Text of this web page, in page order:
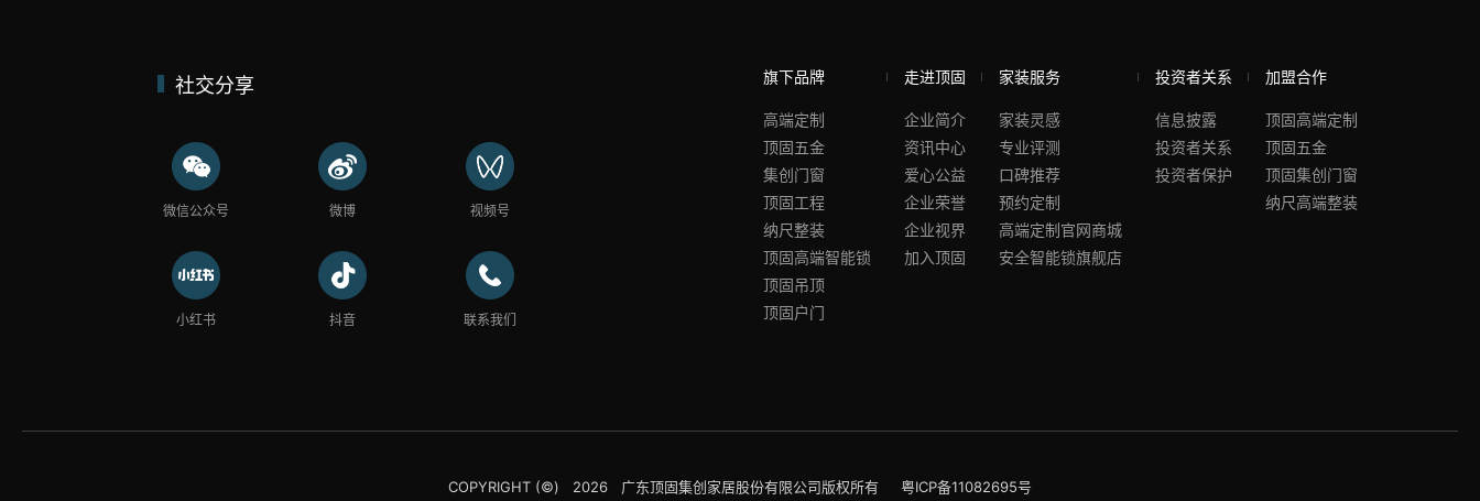
社交分享
微信公众号 微博 视频号
小红书 抖音 联系我们
旗下品牌
高端定制
顶固五金
集创门窗
顶固工程
纳尺整装
顶固高端智能锁
顶固吊顶
顶固户门
走进顶固
企业简介
资讯中心
爱心公益
企业荣誉
企业视界
加入顶固
家装服务
家装灵感
专业评测
口碑推荐
预约定制
高端定制官网商城
安全智能锁旗舰店
投资者关系
信息披露
投资者关系
投资者保护
加盟合作
顶固高端定制
顶固五金
顶固集创门窗
纳尺高端整装
COPYRIGHT (©) 2026 广东顶固集创家居股份有限公司版权所有 粤ICP备11082695号